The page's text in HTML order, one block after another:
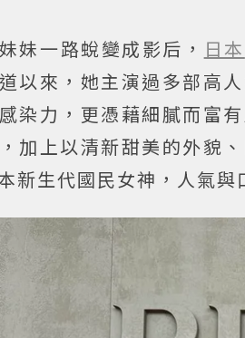
妹一路蛻變成影后， 日本
以來，她主演過多部高
染力，更憑藉細膩而富
加上以清新甜美的外貌
新生代國民女神，人氣與